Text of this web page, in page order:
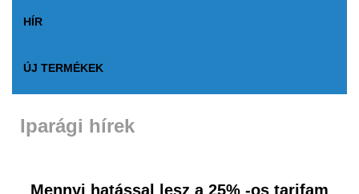
HÍR
ÚJ TERMÉKEK
Iparági hírek
Mennyi hatással lesz a 25% -os tarifam